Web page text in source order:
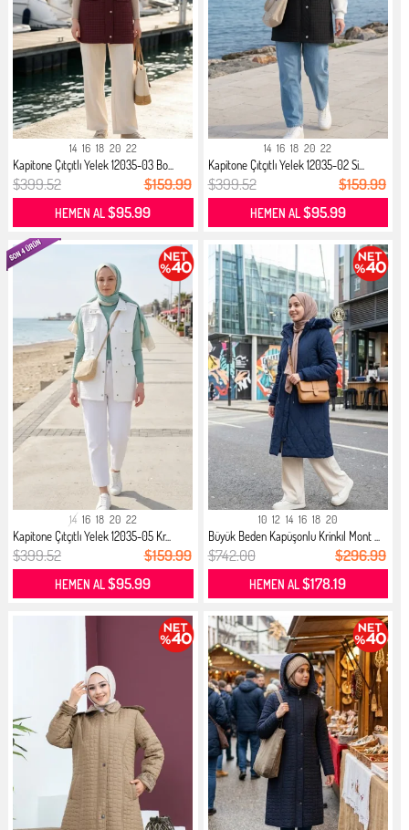
14 16 18 20 22
Kapitone Çıtçıtlı Yelek 12035-03 Bo...
$399.52 $159.99
HEMEN AL$95.99
14 16 18 20 22
Kapitone Çıtçıtlı Yelek 12035-02 Si...
$399.52 $159.99
HEMEN AL$95.99
14 16 18 20 22
Kapitone Çıtçıtlı Yelek 12035-05 Kr...
$399.52 $159.99
HEMEN AL$95.99
10 12 14 16 18 20
Büyük Beden Kapüşonlu Krinkıl Mont ...
$742.00 $296.99
HEMEN AL$178.19